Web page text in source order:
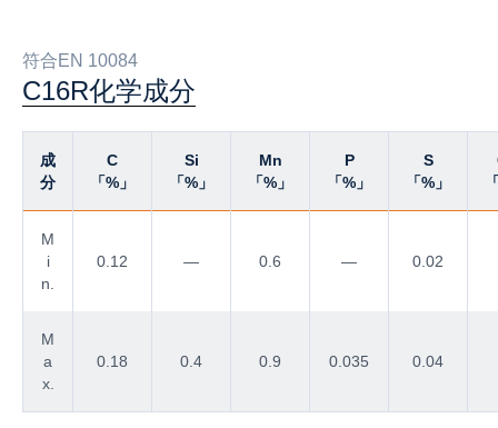
符合EN 10084
C16R化学成分
成
分
C
「%」
Si
「%」
Mn
「%」
P
「%」
S
「%」
M
i
n.
0.12 — 0.6 — 0.02
M
a
x.
0.18 0.4 0.9 0.035 0.04